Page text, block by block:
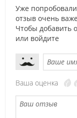
Уже
отзыв очень
Чтобы добавить
или войдите
Ваша оценка